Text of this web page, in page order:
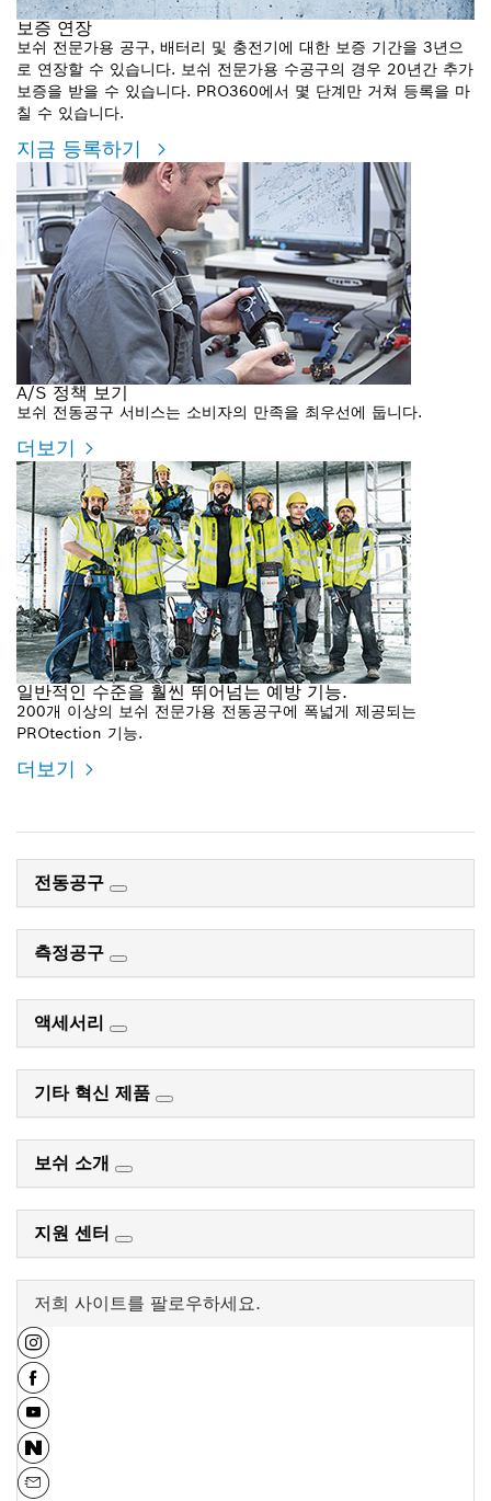
보증 연장
보쉬 전문가용 공구, 배터리 및 충전기에 대한 보증 기간을 3년으
로 연장할 수 있습니다. 보쉬 전문가용 수공구의 경우 20년간 추가
보증을 받을 수 있습니다. PRO360에서 몇 단계만 거쳐 등록을 마
칠 수 있습니다.
지금 등록하기
A/S 정책 보기
보쉬 전동공구 서비스는 소비자의 만족을 최우선에 둡니다.
더보기
일반적인 수준을 훨씬 뛰어넘는 예방 기능.
200개 이상의 보쉬 전문가용 전동공구에 폭넓게 제공되는
PROtection 기능.
더보기
전동공구
측정공구
액세서리
기타 혁신 제품
보쉬 소개
지원 센터
저희 사이트를 팔로우하세요.